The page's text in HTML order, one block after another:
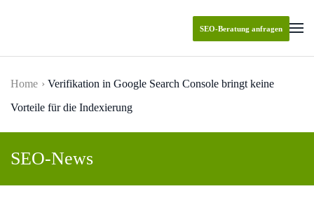
SEO-Beratung anfragen
Home
Verifikation in Google Search Console bringt keine
Vorteile für die Indexierung
SEO-News